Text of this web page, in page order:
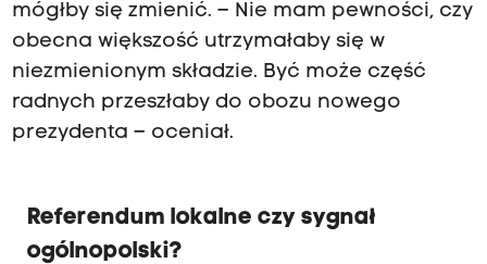
mógłby się zmienić. – Nie mam pewności, czy
obecna większość utrzymałaby się w
niezmienionym składzie. Być może część
radnych przeszłaby do obozu nowego
prezydenta – oceniał.
Referendum lokalne czy sygnał
ogólnopolski?